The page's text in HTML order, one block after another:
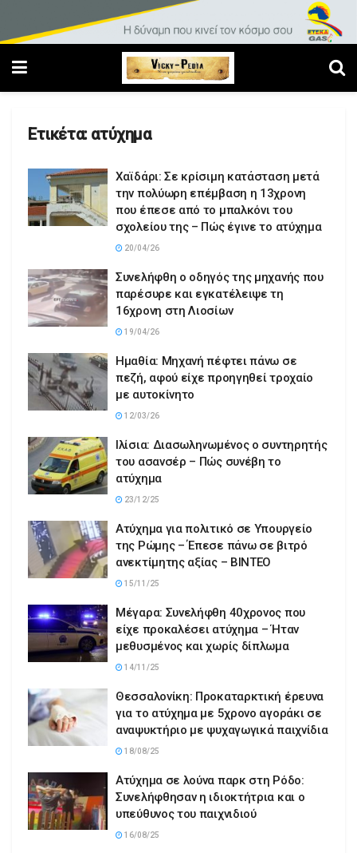
Ετικέτα: ατύχημα
Χαϊδάρι: Σε κρίσιμη κατάσταση μετά
την πολύωρη επέμβαση η 13χρονη
που έπεσε από το μπαλκόνι του
σχολείου της – Πώς έγινε το ατύχημα
20/04/26
Συνελήφθη ο οδηγός της μηχανής που
παρέσυρε και εγκατέλειψε τη
16χρονη στη Λιοσίων
19/04/26
Ημαθία: Μηχανή πέφτει πάνω σε
πεζή, αφού είχε προηγηθεί τροχαίο
με αυτοκίνητο
12/03/26
Ιλίσια: Διασωληνωμένος ο συντηρητής
του ασανσέρ – Πώς συνέβη το
ατύχημα
23/12/25
Ατύχημα για πολιτικό σε Υπουργείο
της Ρώμης – Έπεσε πάνω σε βιτρό
ανεκτίμητης αξίας – ΒΙΝΤΕΟ
15/11/25
Μέγαρα: Συνελήφθη 40χρονος που
είχε προκαλέσει ατύχημα – Ήταν
μεθυσμένος και χωρίς δίπλωμα
14/11/25
Θεσσαλονίκη: Προκαταρκτική έρευνα
για το ατύχημα με 5χρονο αγοράκι σε
αναψυκτήριο με ψυχαγωγικά παιχνίδια
18/08/25
Ατύχημα σε λούνα παρκ στη Ρόδο:
Συνελήφθησαν η ιδιοκτήτρια και ο
υπεύθυνος του παιχνιδιού
16/08/25